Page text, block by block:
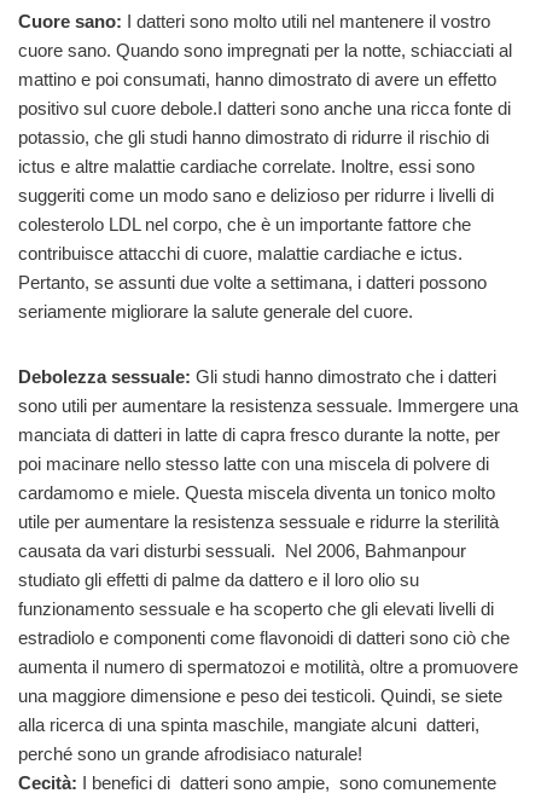
Cuore sano: I datteri sono molto utili nel mantenere il vostro
cuore sano. Quando sono impregnati per la notte, schiacciati al
mattino e poi consumati, hanno dimostrato di avere un effetto
positivo sul cuore debole.I datteri sono anche una ricca fonte di
potassio, che gli studi hanno dimostrato di ridurre il rischio di
ictus e altre malattie cardiache correlate. Inoltre, essi sono
suggeriti come un modo sano e delizioso per ridurre i livelli di
colesterolo LDL nel corpo, che è un importante fattore che
contribuisce attacchi di cuore, malattie cardiache e ictus.
Pertanto, se assunti due volte a settimana, i datteri possono
seriamente migliorare la salute generale del cuore.
Debolezza sessuale: Gli studi hanno dimostrato che i datteri
sono utili per aumentare la resistenza sessuale. Immergere una
manciata di datteri in latte di capra fresco durante la notte, per
poi macinare nello stesso latte con una miscela di polvere di
cardamomo e miele. Questa miscela diventa un tonico molto
utile per aumentare la resistenza sessuale e ridurre la sterilità
causata da vari disturbi sessuali. Nel 2006, Bahmanpour
studiato gli effetti di palme da dattero e il loro olio su
funzionamento sessuale e ha scoperto che gli elevati livelli di
estradiolo e componenti come flavonoidi di datteri sono ciò che
aumenta il numero di spermatozoi e motilità, oltre a promuovere
una maggiore dimensione e peso dei testicoli. Quindi, se siete
alla ricerca di una spinta maschile, mangiate alcuni datteri,
perché sono un grande afrodisiaco naturale!
Cecità: I benefici di datteri sono ampie, sono comunemente